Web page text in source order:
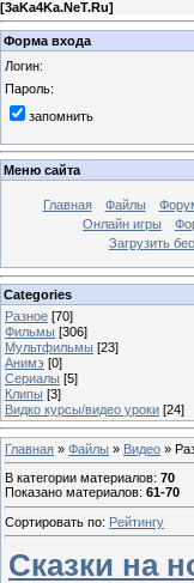
[3aKa4Ka.NeT.Ru]
Форма входа
Логин:
Пароль:
запомнить
Меню сайта
Главная Файлы
Онлайн игры
Загрузить
Categories
Разное [70]
Фильмы [306]
Мультфильмы [23]
Анимэ [0]
Сериалы [5]
Клипы [3]
Видко курсы/видео уроки [24]
Главная » Файлы » Видео »
В категории материалов: 70
Показано материалов: 61-70
Сортировать по: Рейтингу
Сказки на